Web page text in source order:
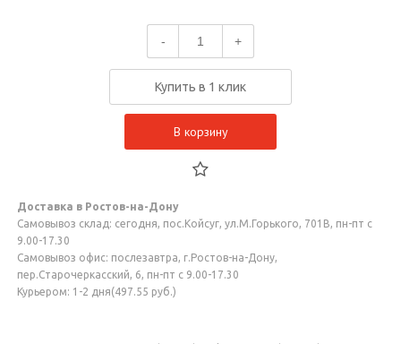
- +
Купить в 1 клик
В корзину
Доставка в Ростов-на-Дону
Самовывоз склад: сегодня, пос.Койсуг, ул.М.Горького, 701В, пн-пт с
9.00-17.30
Самовывоз офис: послезавтра, г.Ростов-на-Дону,
пер.Старочеркасский, 6, пн-пт с 9.00-17.30
Курьером: 1-2 дня(497.55 руб.)